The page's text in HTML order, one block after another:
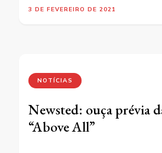
3 DE FEVEREIRO DE 2021
NOTÍCIAS
Newsted: ouça prévia
“Above All”